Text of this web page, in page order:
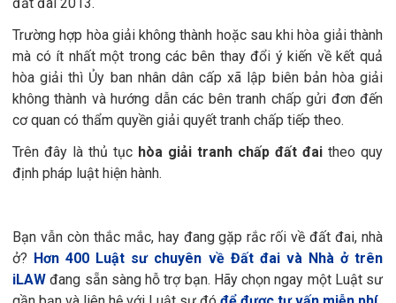
đất đai 2013.
Trường hợp hòa giải không thành hoặc sau khi hòa giải thành
mà có ít nhất một trong các bên thay đổi ý kiến về kết quả
hòa giải thì Ủy ban nhân dân cấp xã lập biên bản hòa giải
không thành và hướng dẫn các bên tranh chấp gửi đơn đến
cơ quan có thẩm quyền giải quyết tranh chấp tiếp theo.
Trên đây là thủ tục hòa giải tranh chấp đất đai theo quy
định pháp luật hiện hành.
Bạn vẫn còn thắc mắc, hay đang gặp rắc rối về đất đai, nhà
ở? Hơn 400 Luật sư chuyên về Đất đai và Nhà ở trên
iLAW đang sẵn sàng hỗ trợ bạn. Hãy chọn ngay một Luật sư